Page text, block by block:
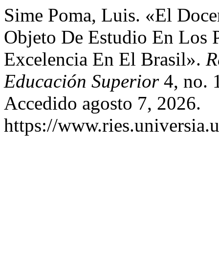
Sime Poma, Luis. «El
Objeto De Estudio En Los
Excelencia En El Brasil».
Educación Superior4, no.
Accedido agosto 7, 2026.
https://